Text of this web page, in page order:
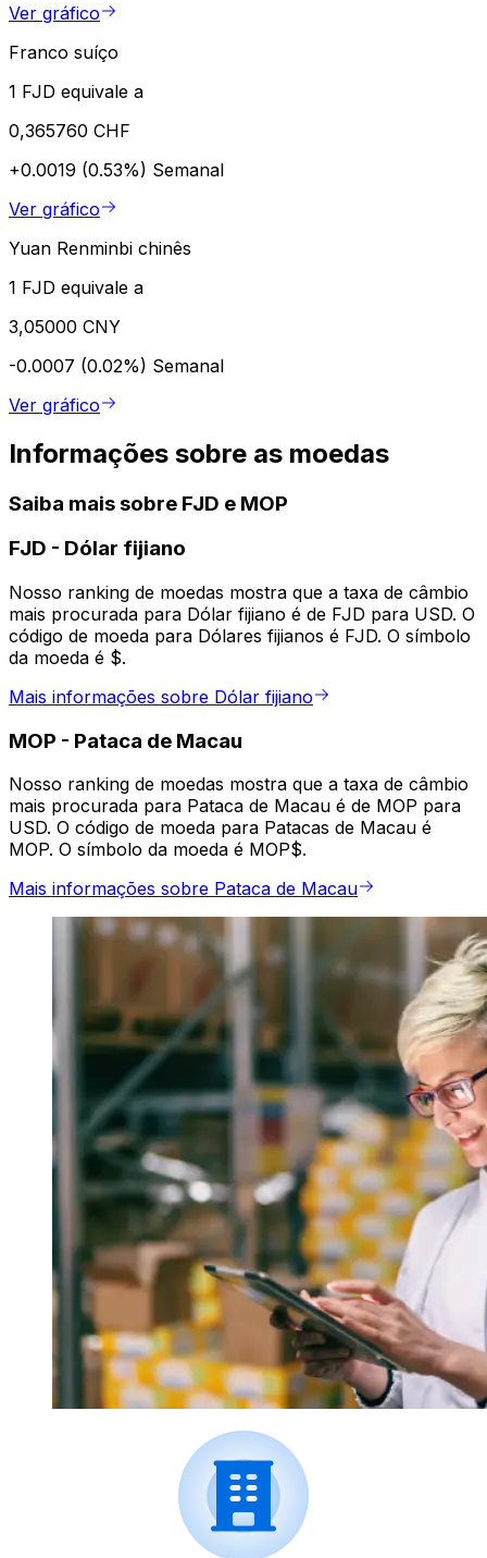
Ver gráfico
Franco suíço
1 FJD equivale a
0,365760 CHF
+0.0019 (0.53%) Semanal
Ver gráfico
Yuan Renminbi chinês
1 FJD equivale a
3,05000 CNY
-0.0007 (0.02%) Semanal
Ver gráfico
Informações sobre as moedas
Saiba mais sobre FJD e MOP
FJD - Dólar fijiano
Nosso ranking de moedas mostra que a taxa de câmbio
mais procurada para Dólar fijiano é de FJD para USD. O
código de moeda para Dólares fijianos é FJD. O símbolo
da moeda é $.
Mais informações sobre Dólar fijiano
MOP - Pataca de Macau
Nosso ranking de moedas mostra que a taxa de câmbio
mais procurada para Pataca de Macau é de MOP para
USD. O código de moeda para Patacas de Macau é
MOP. O símbolo da moeda é MOP$.
Mais informações sobre Pataca de Macau